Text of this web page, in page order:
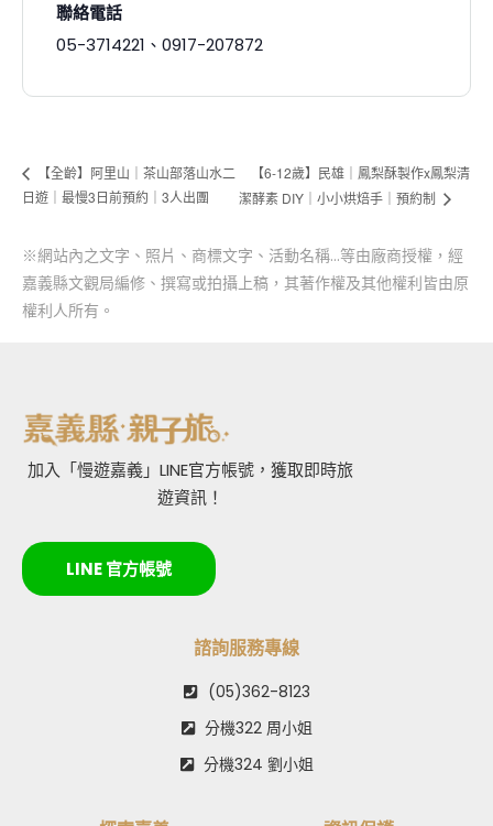
聯絡電話
05-3714221、0917-207872
【全齡】阿里山｜茶山部落山水二
日遊｜最慢3日前預約｜3人出團
【6-12歲】民雄｜鳳梨酥製作x鳳梨清
潔酵素 DIY｜小小烘焙手｜預約制
※網站內之文字、照片、商標文字、活動名稱…等由廠商授權，經
嘉義縣文觀局編修、撰寫或拍攝上稿，其著作權及其他權利皆由原
權利人所有。
加入「慢遊嘉義」LINE官方帳號，獲取即時旅
遊資訊！
LINE 官方帳號
諮詢服務專線
(05)362-8123
分機322 周小姐
分機324 劉小姐